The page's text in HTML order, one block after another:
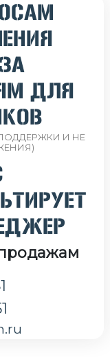
ДЛЯ
И НЕ